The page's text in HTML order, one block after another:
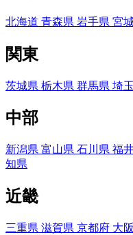
北海道 青森県 岩手県 宮
関東
茨城県 栃木県 群馬県 埼
中部
新潟県 富山県 石川県 福
知県
近畿
三重県 滋賀県 京都府 大